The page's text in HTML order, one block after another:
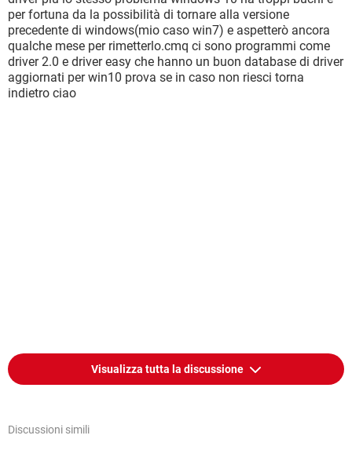
per fortuna da la possibilità di tornare alla versione
precedente di windows(mio caso win7) e aspetterò ancora
qualche mese per rimetterlo.cmq ci sono programmi come
driver 2.0 e driver easy che hanno un buon database di driver
aggiornati per win10 prova se in caso non riesci torna
indietro ciao
Visualizza tutta la discussione
Discussioni simili